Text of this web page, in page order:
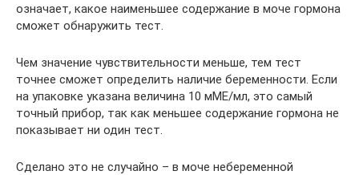
означает, какое наименьшее содержание в моче гормона
сможет обнаружить тест.
Чем значение чувствительности меньше, тем тест
точнее сможет определить наличие беременности. Если
на упаковке указана величина 10 мМЕ/мл, это самый
точный прибор, так как меньшее содержание гормона не
показывает ни один тест.
Сделано это не случайно – в моче небеременной